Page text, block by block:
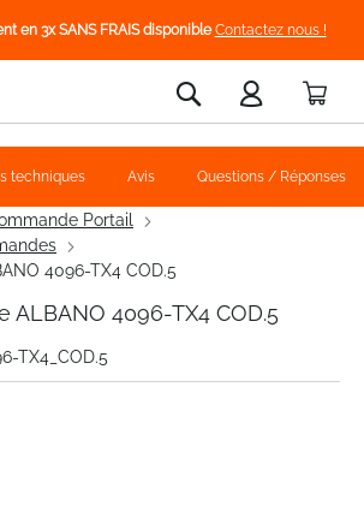
en 3x SANS FRAIS disponible Contactez nous !
Rechercher
Portail
4096-TX4 COD.5
ALBANO 4096-TX4 COD.5
TX4_COD.5
techniques Avis Questions / Réponses